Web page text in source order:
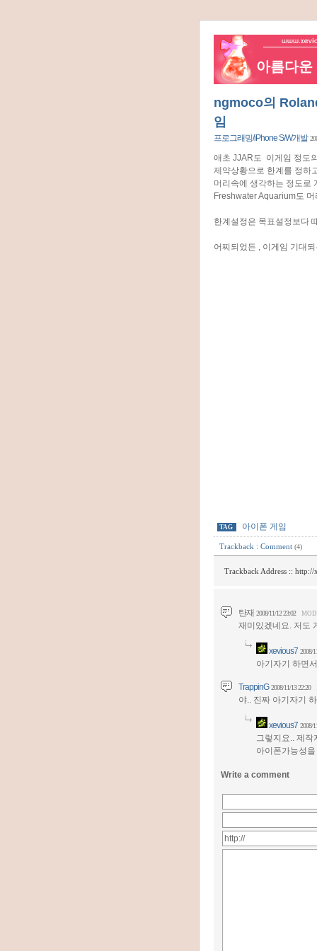
아름다
ngmoco의
임
프로그래밍/iPhone S/W개발
애초 JJAR도 이게임 정도
제약상황으로 한계를 정하
머리속에 생각하는 정도로
Freshwater Aquarium도
한계설정은 목표설정보다
어찌되었든 , 이게임 기대
TAG 아이폰 게임
Trackback : Comment (4)
Trackback Address :: http://
탄재 2008/11/12 23:02
재미있겠네요. 저도
xevious7 2008/
아기자기 하면
TrappinG 2008/11/13 22:20
야.. 진짜 아기자기
xevious7 2008/
그렇지요.. 제작
아이폰가능성
Write a comment